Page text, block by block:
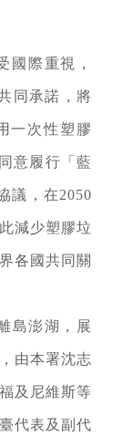
國際重視，
同承諾，將
一次性塑膠
意履行「藍
議，在2050
減少塑膠垃
各國共同關
島澎湖，展
由本署沈志
及尼維斯等
代表及副代